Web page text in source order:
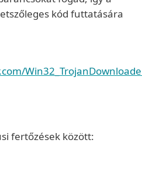
kód futtatására
fertőzések között: